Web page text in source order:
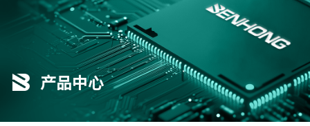
产品中心